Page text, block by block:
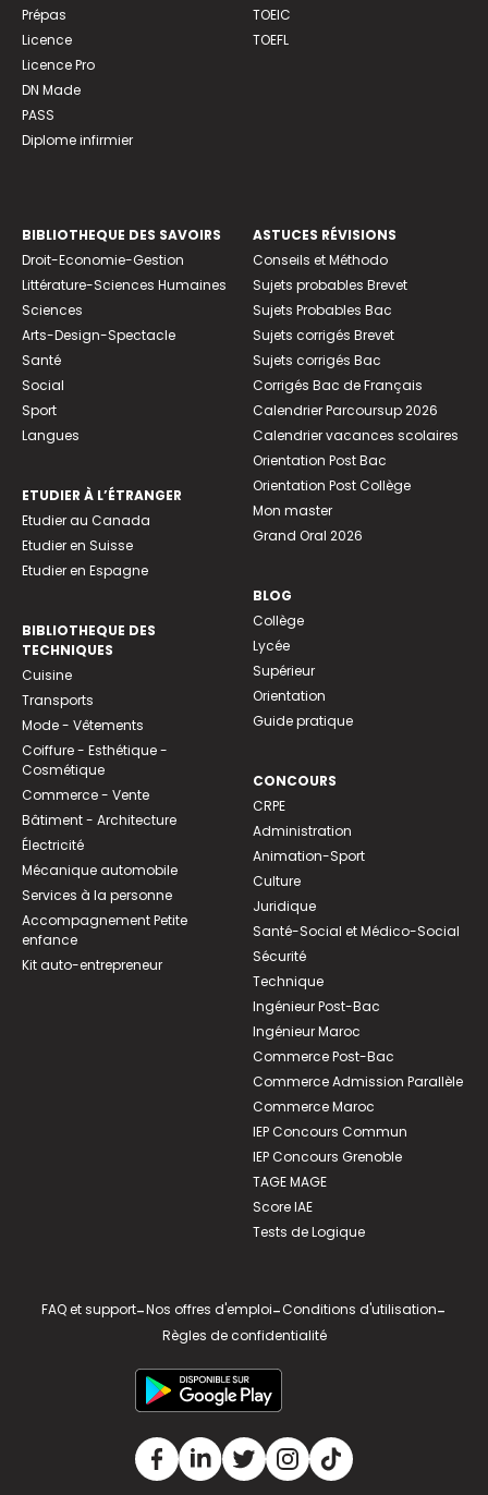
Prépas
Licence
Licence Pro
DN Made
PASS
Diplome infirmier
TOEIC
TOEFL
BIBLIOTHEQUE DES SAVOIRS
Droit-Economie-Gestion
Littérature-Sciences Humaines
Sciences
Arts-Design-Spectacle
Santé
Social
Sport
Langues
ETUDIER À L’ÉTRANGER
Etudier au Canada
Etudier en Suisse
Etudier en Espagne
BIBLIOTHEQUE DES
TECHNIQUES
Cuisine
Transports
Mode - Vêtements
Coiffure - Esthétique -
Cosmétique
Commerce - Vente
Bâtiment - Architecture
Électricité
Mécanique automobile
Services à la personne
Accompagnement Petite
enfance
Kit auto-entrepreneur
ASTUCES RÉVISIONS
Conseils et Méthodo
Sujets probables Brevet
Sujets Probables Bac
Sujets corrigés Brevet
Sujets corrigés Bac
Corrigés Bac de Français
Calendrier Parcoursup 2026
Calendrier vacances scolaires
Orientation Post Bac
Orientation Post Collège
Mon master
Grand Oral 2026
BLOG
Collège
Lycée
Supérieur
Orientation
Guide pratique
CONCOURS
CRPE
Administration
Animation-Sport
Culture
Juridique
Santé-Social et Médico-Social
Sécurité
Technique
Ingénieur Post-Bac
Ingénieur Maroc
Commerce Post-Bac
Commerce Admission Parallèle
Commerce Maroc
IEP Concours Commun
IEP Concours Grenoble
TAGE MAGE
Score IAE
Tests de Logique
FAQ et support-Nos offres d'emploi-Conditions d'utilisation-
Règles de confidentialité